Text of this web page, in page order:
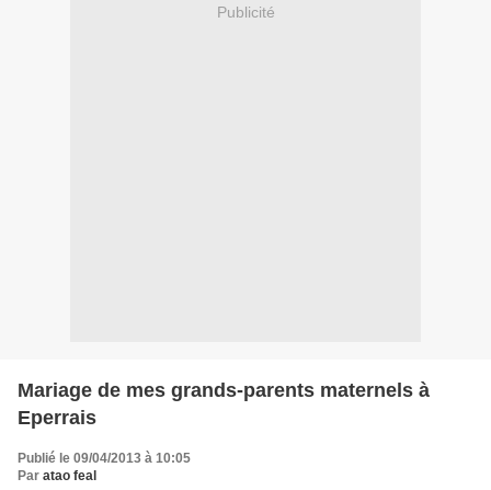
Publicité
Mariage de mes grands-parents maternels à
Eperrais
Publié le 09/04/2013 à 10:05
Par atao feal